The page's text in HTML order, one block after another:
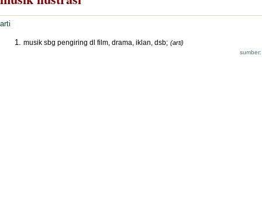
arti
musik sbg pengiring dl film, drama, iklan, dsb; (arti)